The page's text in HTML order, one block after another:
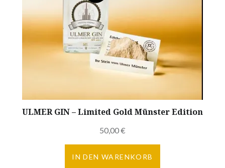
ULMER GIN – Limited Gold Münster Edition
50,00€
IN DEN WARENKORB